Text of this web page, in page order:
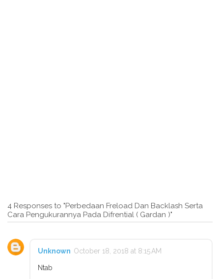
4 Responses to "Perbedaan Freload Dan Backlash Serta
Cara Pengukurannya Pada Difrential ( Gardan )"
Unknown October 18, 2018 at 8:15 AM
Ntab